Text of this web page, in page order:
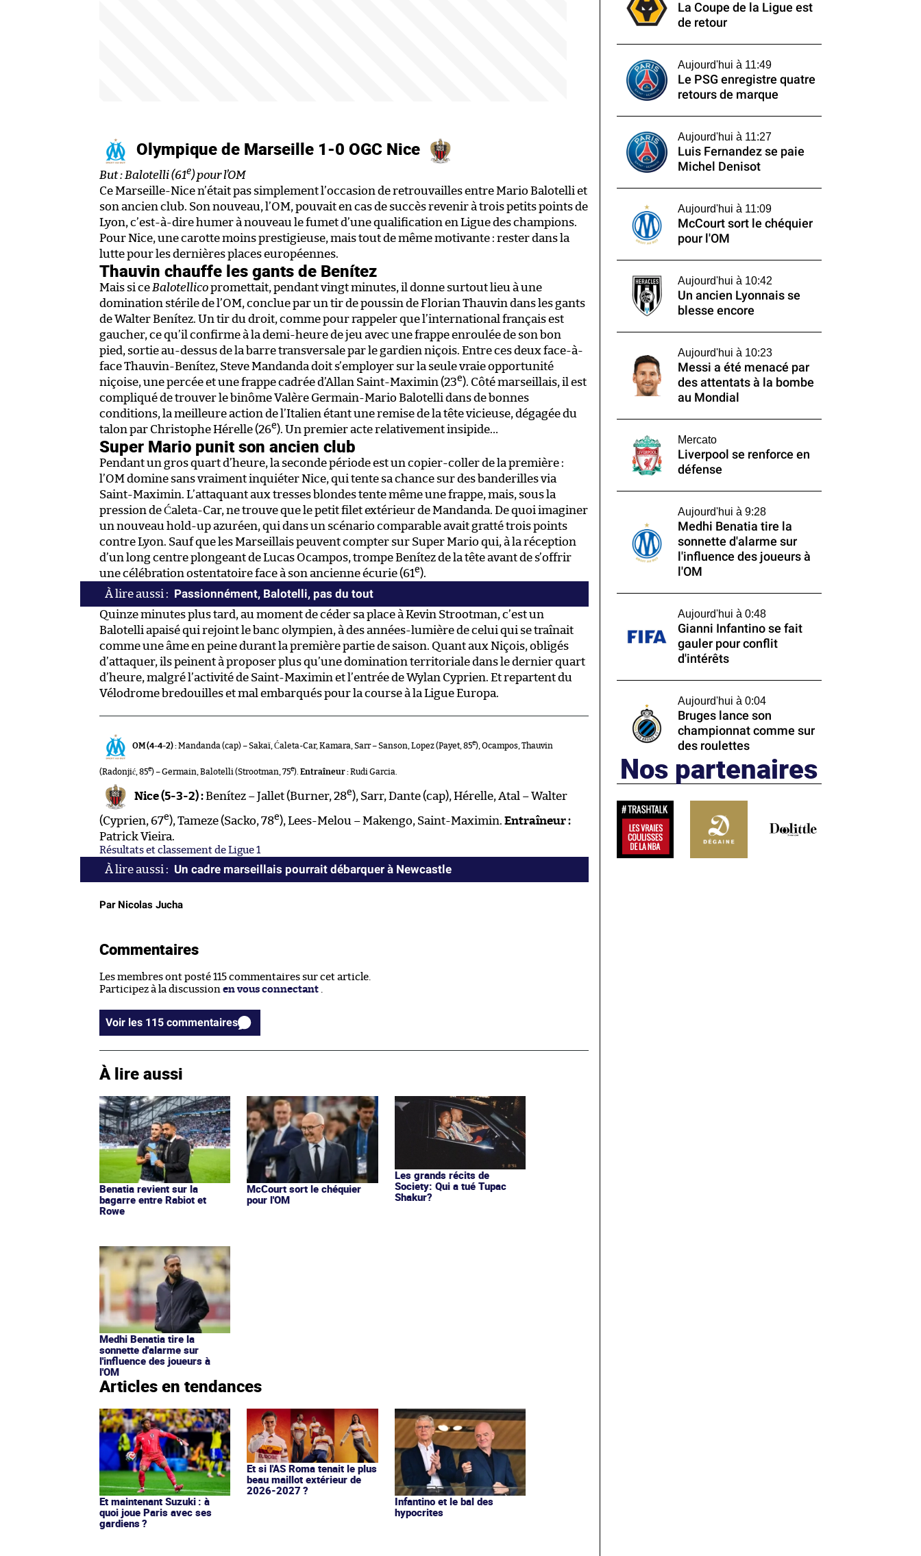
Olympique de Marseille 1-0 OGC Nice
But : Balotelli (61e) pour l’OM
Ce Marseille-Nice n’était pas simplement l’occasion de retrouvailles entre Mario Balotelli et
son ancien club. Son nouveau, l’OM, pouvait en cas de succès revenir à trois petits points de
Lyon, c’est-à-dire humer à nouveau le fumet d’une qualification en Ligue des champions.
Pour Nice, une carotte moins prestigieuse, mais tout de même motivante : rester dans la
lutte pour les dernières places européennes.
Thauvin chauffe les gants de Benítez
Mais si ce Balotellicopromettait, pendant vingt minutes, il donne surtout lieu à une
domination stérile de l’OM, conclue par un tir de poussin de Florian Thauvin dans les gants
de Walter Benítez. Un tir du droit, comme pour rappeler que l’international français est
gaucher, ce qu’il confirme à la demi-heure de jeu avec une frappe enroulée de son bon
pied, sortie au-dessus de la barre transversale par le gardien niçois. Entre ces deux face-à-
face Thauvin-Benítez, Steve Mandanda doit s’employer sur la seule vraie opportunité
niçoise, une percée et une frappe cadrée d’Allan Saint-Maximin (23e). Côté marseillais, il est
compliqué de trouver le binôme Valère Germain-Mario Balotelli dans de bonnes
conditions, la meilleure action de l’Italien étant une remise de la tête vicieuse, dégagée du
talon par Christophe Hérelle (26e). Un premier acte relativement insipide…
Super Mario punit son ancien club
Pendant un gros quart d’heure, la seconde période est un copier-coller de la première :
l’OM domine sans vraiment inquiéter Nice, qui tente sa chance sur des banderilles via
Saint-Maximin. L’attaquant aux tresses blondes tente même une frappe, mais, sous la
pression de Ćaleta-Car, ne trouve que le petit filet extérieur de Mandanda. De quoi imaginer
un nouveau hold-up azuréen, qui dans un scénario comparable avait gratté trois points
contre Lyon. Sauf que les Marseillais peuvent compter sur Super Mario qui, à la réception
d’un long centre plongeant de Lucas Ocampos, trompe Benítez de la tête avant de s’offrir
une célébration ostentatoire face à son ancienne écurie (61e).
Passionnément, Balotelli, pas du tout
Quinze minutes plus tard, au moment de céder sa place à Kevin Strootman, c’est un
Balotelli apaisé qui rejoint le banc olympien, à des années-lumière de celui qui se traînait
comme une âme en peine durant la première partie de saison. Quant aux Niçois, obligés
d’attaquer, ils peinent à proposer plus qu’une domination territoriale dans le dernier quart
d’heure, malgré l’activité de Saint-Maximin et l’entrée de Wylan Cyprien. Et repartent du
Vélodrome bredouilles et mal embarqués pour la course à la Ligue Europa.
OM (4-4-2) : Mandanda (cap) – Sakaï, Ćaleta-Car, Kamara, Sarr – Sanson, Lopez (Payet, 85e), Ocampos, Thauvin
(Radonjić, 85e) – Germain, Balotelli (Strootman, 75e). Entraîneur :Rudi Garcia.
Nice (5-3-2) :Benítez – Jallet (Burner, 28e), Sarr, Dante (cap), Hérelle, Atal – Walter
(Cyprien, 67e), Tameze (Sacko, 78e), Lees-Melou – Makengo, Saint-Maximin. Entraîneur :
Patrick Vieira.
Résultats et classement de Ligue 1
Un cadre marseillais pourrait débarquer à Newcastle
Par Nicolas Jucha
Commentaires
Les membres ont posté 115 commentaires sur cet article.
Participez à la discussion en vous connectant .
Voir les 115 commentaires
À lire aussi
Benatia revient sur la
bagarre entre Rabiot et
Rowe
McCourt sort le chéquier
pour l'OM
Les grands récits de
Society: Qui a tué Tupac
Shakur?
Medhi Benatia tire la
sonnette d'alarme sur
l'influence des joueurs à
l'OM
Articles en tendances
Et maintenant Suzuki : à
quoi joue Paris avec ses
gardiens ?
Et si l'AS Roma tenait le plus
beau maillot extérieur de
2026-2027 ?
Infantino et le bal des
hypocrites
La Coupe de la Ligue est
de retour
Aujourd'hui à 11:49
Le PSG enregistre quatre
retours de marque
Aujourd'hui à 11:27
Luis Fernandez se paie
Michel Denisot
Aujourd'hui à 11:09
McCourt sort le chéquier
pour l'OM
Aujourd'hui à 10:42
Un ancien Lyonnais se
blesse encore
Aujourd'hui à 10:23
Messi a été menacé par
des attentats à la bombe
au Mondial
Mercato
Liverpool se renforce en
défense
Aujourd'hui à 9:28
Medhi Benatia tire la
sonnette d'alarme sur
l'influence des joueurs à
l'OM
Aujourd'hui à 0:48
Gianni Infantino se fait
gauler pour conflit
d'intérêts
Aujourd'hui à 0:04
Bruges lance son
championnat comme sur
des roulettes
Nos partenaires